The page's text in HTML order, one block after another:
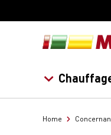
Home